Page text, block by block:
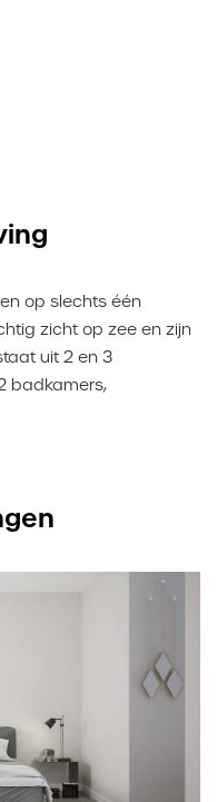
op slechts één
zicht op zee en zijn
uit 2 en 3
badkamers,
Het complex
kilometers. Bent u